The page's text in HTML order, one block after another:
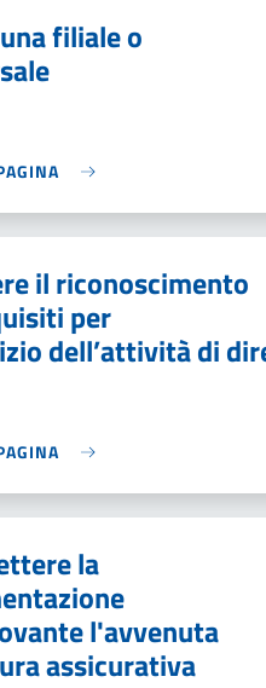
filiale o
il riconoscimento
per
dell’attività di
la
l'avvenuta
assicurativa